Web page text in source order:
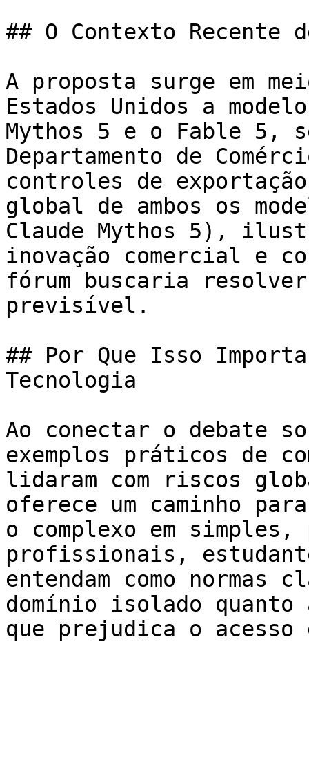
## O Contexto Recente
A proposta surge em
Estados Unidos a
Mythos 5 e o Fable 5,
Departamento de
controles de
global de ambos os
Claude Mythos 5),
inovação comercial e
fórum buscaria
previsível.
## Por Que Isso
Tecnologia
Ao conectar o debate
exemplos práticos de
lidaram com riscos
oferece um caminho
o complexo em
profissionais,
entendam como
domínio isolado quanto
que prejudica o